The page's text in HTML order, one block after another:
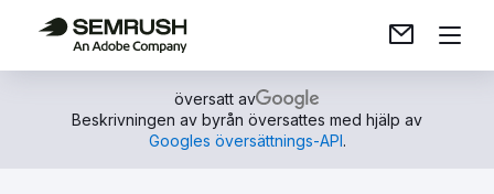
översatt av
Beskrivningen av byrån översattes med hjälp av
Googles översättnings-API.